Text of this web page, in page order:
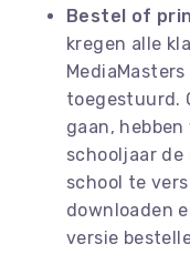
Bestel of
kregen alle
toegestuurd.
gaan,
schooljaar
school te
downloaden
versie